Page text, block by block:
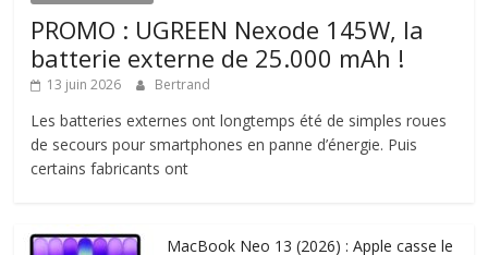
PROMO : UGREEN Nexode 145W, la
batterie externe de 25.000 mAh !
13 juin 2026 Bertrand
Les batteries externes ont longtemps été de simples roues
de secours pour smartphones en panne d’énergie. Puis
certains fabricants ont
MacBook Neo 13 (2026) : Apple casse le